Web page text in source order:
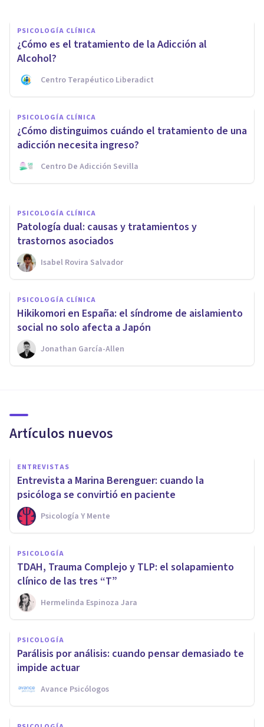
PSICOLOGÍA CLÍNICA
¿Cómo es el tratamiento de la Adicción al
Alcohol?
Centro Terapéutico Liberadict
PSICOLOGÍA CLÍNICA
¿Cómo distinguimos cuándo el tratamiento de una
adicción necesita ingreso?
Centro De Adicción Sevilla
PSICOLOGÍA CLÍNICA
​Tecnoestrés: la nueva
psicopatología de la “era
digital”
Jonathan García-Allen
PSICOLOGÍA CLÍNICA
Patología dual: causas y tratamientos y
trastornos asociados
Isabel Rovira Salvador
PSICOLOGÍA CLÍNICA
Hikikomori en España: el síndrome de aislamiento
social no solo afecta a Japón
Jonathan García-Allen
Artículos nuevos
ENTREVISTAS
Entrevista a Marina Berenguer: cuando la
psicóloga se convirtió en paciente
Psicología Y Mente
PSICOLOGÍA
TDAH, Trauma Complejo y TLP: el solapamiento
clínico de las tres “T”
Hermelinda Espinoza Jara
PSICOLOGÍA
Parálisis por análisis: cuando pensar demasiado te
impide actuar
Avance Psicólogos